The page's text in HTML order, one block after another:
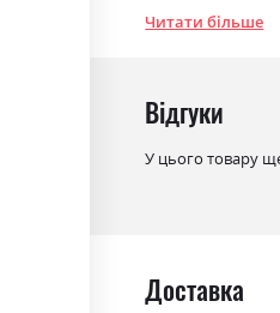
Особливість
Читати більше
Відгуки
У цього товару
Доставка